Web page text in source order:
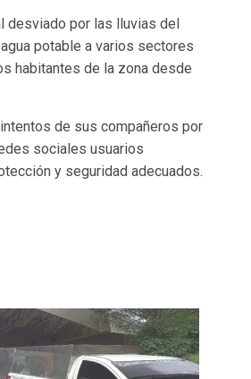
desviado por las lluvias del
potable a varios sectores
habitantes de la zona desde
de sus compañeros por
sociales usuarios
y seguridad adecuados.